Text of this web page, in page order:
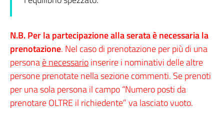
N.B. Per la partecipazione alla serata è necessaria la
prenotazione. Nel caso di prenotazione per più di una
personaè necessarioinserire i nominativi delle altre
persone prenotate nella sezione commenti. Se prenoti
per una sola persona il campo “Numero posti da
prenotare OLTRE il richiedente” va lasciato vuoto.